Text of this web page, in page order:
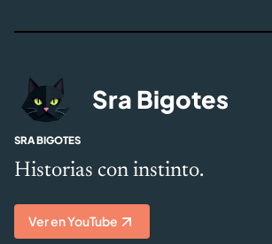
Sra Bigotes
SRA BIGOTES
Historias con instinto.
Ver en YouTube